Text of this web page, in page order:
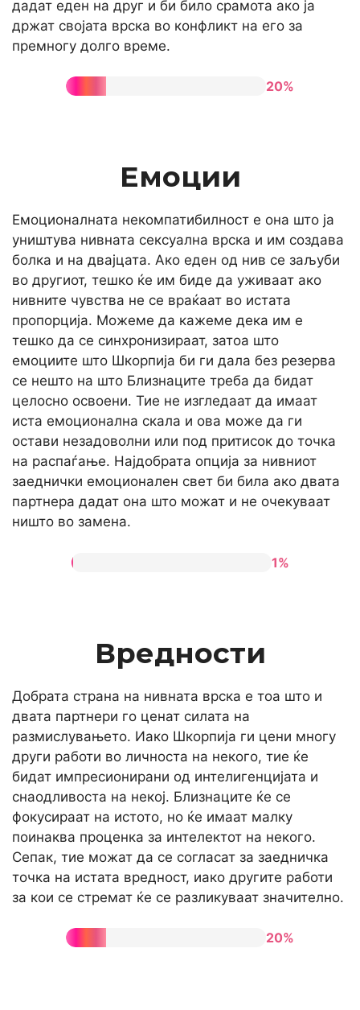
дадат еден на друг и би било срамота ако ја
држат својата врска во конфликт на его за
премногу долго време.
20%
Емоции
Емоционалната некомпатибилност е она што ја
уништува нивната сексуална врска и им создава
болка и на двајцата. Ако еден од нив се заљуби
во другиот, тешко ќе им биде да уживаат ако
нивните чувства не се враќаат во истата
пропорција. Можеме да кажеме дека им е
тешко да се синхронизираат, затоа што
емоциите што Шкорпија би ги дала без резерва
се нешто на што Близнаците треба да бидат
целосно освоени. Тие не изгледаат да имаат
иста емоционална скала и ова може да ги
остави незадоволни или под притисок до точка
на распаѓање. Најдобрата опција за нивниот
заеднички емоционален свет би била ако двата
партнера дадат она што можат и не очекуваат
ништо во замена.
1%
Вредности
Добрата страна на нивната врска е тоа што и
двата партнери го ценат силата на
размислувањето. Иако Шкорпија ги цени многу
други работи во личноста на некого, тие ќе
бидат импресионирани од интелигенцијата и
снаодливоста на некој. Близнаците ќе се
фокусираат на истото, но ќе имаат малку
поинаква проценка за интелектот на некого.
Сепак, тие можат да се согласат за заедничка
точка на истата вредност, иако другите работи
за кои се стремат ќе се разликуваат значително.
20%